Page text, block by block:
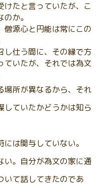
けたと言っていたが、こ
か。
僧源心と円能は常にこの
し仕う間に、その縁で方
ていたが、それでは為文
場所が異なるから、それ
していたかどうかは知ら
は関与していない。
い。自分が為文の家に通
いて話してきたのであ